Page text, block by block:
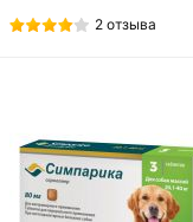
2 отзыва